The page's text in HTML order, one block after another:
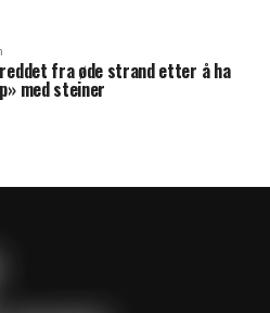
fra øde strand etter å ha
med steiner